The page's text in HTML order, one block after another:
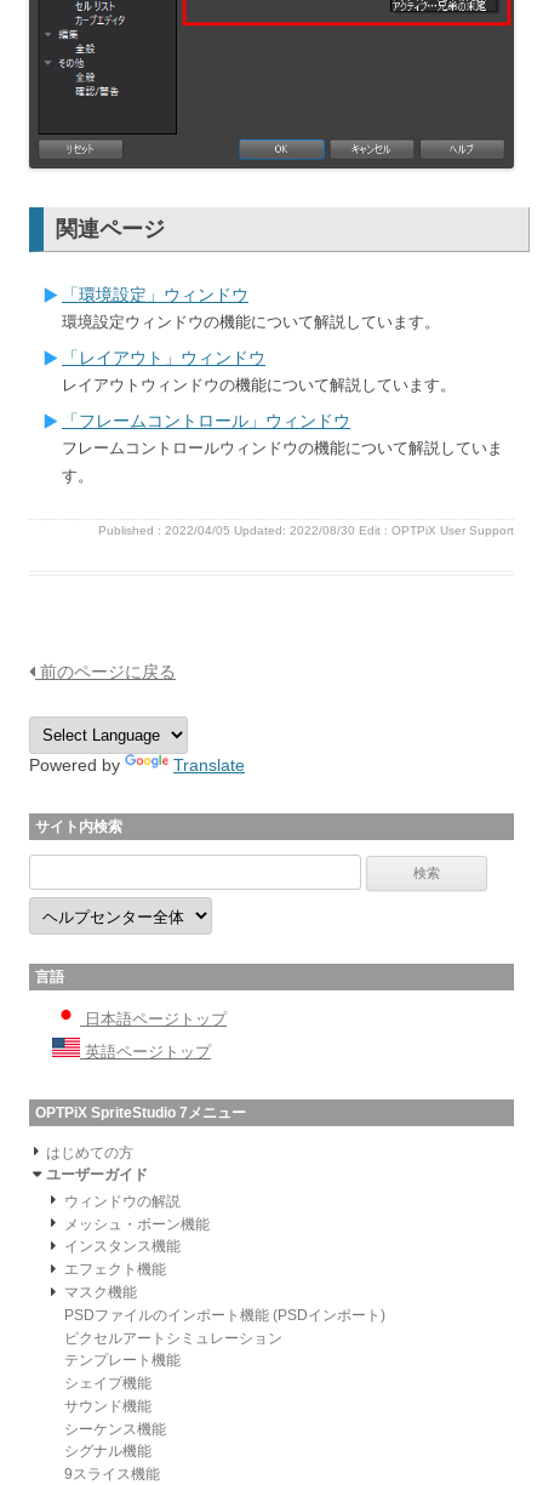
関連ページ
「環境設定」ウィンドウ
環境設定ウィンドウの機能について解説しています。
「レイアウト」ウィンドウ
レイアウトウィンドウの機能について解説しています。
「フレームコントロール」ウィンドウ
フレームコントロールウィンドウの機能について解説していま
す。
Published : 2022/04/05 Updated: 2022/08/30 Edit : OPTPiX User Support
前のページに戻る
Powered by Translate
サイト内検索
言語
日本語ページトップ
英語ページトップ
OPTPiX SpriteStudio 7メニュー
はじめての方
ユーザーガイド
ウィンドウの解説
メッシュ・ボーン機能
インスタンス機能
エフェクト機能
マスク機能
PSDファイルのインポート機能 (PSDインポート)
ピクセルアートシミュレーション
テンプレート機能
シェイプ機能
サウンド機能
シーケンス機能
シグナル機能
9スライス機能